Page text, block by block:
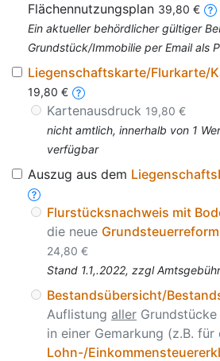
Flächennutzungsplan 39,80 €
Ein aktueller behördlicher gültiger
Grundstück/Immobilie per Email als
Liegenschaftskarte/Flurkarte/
19,80 €
Kartenausdruck 19,80 €
nicht amtlich, innerhalb von 1
verfügbar
Auszug aus dem
Flurstücksnachweis mit
die neue Grundsteuerreform
24,80 €
Stand 1.1,.2022, zzgl
Bestandsübersicht/
Auflistung aller
in einer Gemarkung (z.B. für
Lohn-/